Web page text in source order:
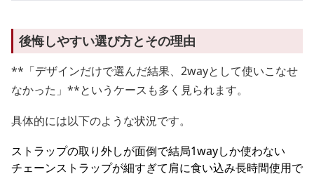
後悔しやすい選び方とその理由
**「デザインだけで選んだ結果、2wayとして使いこなせ
なかった」**というケースも多く見られます。
具体的には以下のような状況です。
ストラップの取り外しが面倒で結局1wayしか使わない
チェーンストラップが細すぎて肩に食い込み長時間使用で